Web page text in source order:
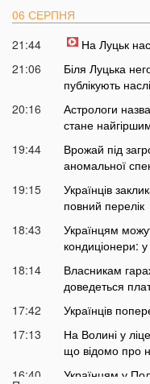
06 СЕРПНЯ
21:44
На Луцьк
21:06
Біля Луцька
публікують
20:16
Астрологи
стане
19:44
Врожай під
аномальної
19:15
Українців
повний перелік
18:43
Українцям
кондиціонери:
18:14
Власникам
доведеться
17:42
Українців
17:13
На Волині у
що відомо про
16:40
Українцям у